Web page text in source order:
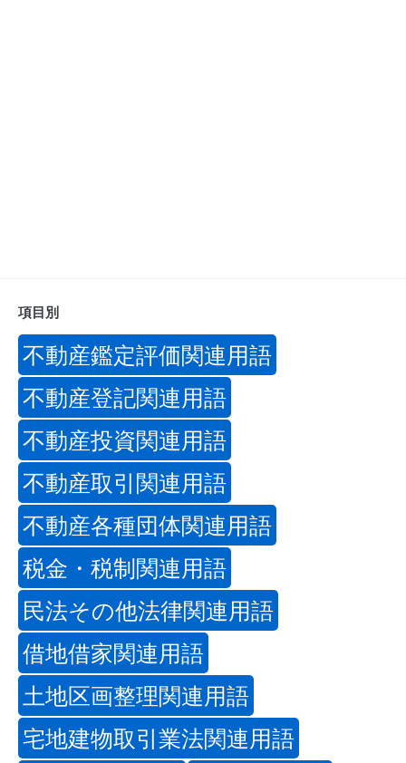
項目別
不動産鑑定評価関連用語
不動産登記関連用語
不動産投資関連用語
不動産取引関連用語
不動産各種団体関連用語
税金・税制関連用語
民法その他法律関連用語
借地借家関連用語
土地区画整理関連用語
宅地建物取引業法関連用語